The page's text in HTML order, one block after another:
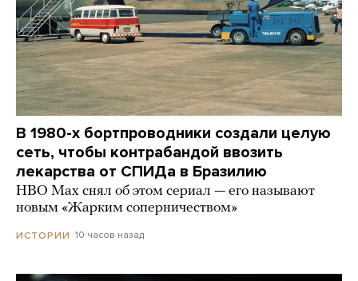
В 1980-х бортпроводники создали целую
сеть, чтобы контрабандой ввозить
лекарства от СПИДа в Бразилию
HBO Max снял об этом сериал — его называют
новым «Жарким соперничеством»
ИСТОРИИ 10 часов назад